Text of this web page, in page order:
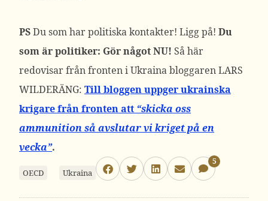
PSDu som har politiska kontakter! Ligg på! Du
som är politiker: Gör något NU! Så här
redovisar från fronten i Ukraina bloggaren LARS
WILDERÄNG: Till bloggen uppger ukrainska
krigare från fronten att“skicka oss
ammunition så avslutar vi kriget på en
vecka”.
OECD Ukraina
5